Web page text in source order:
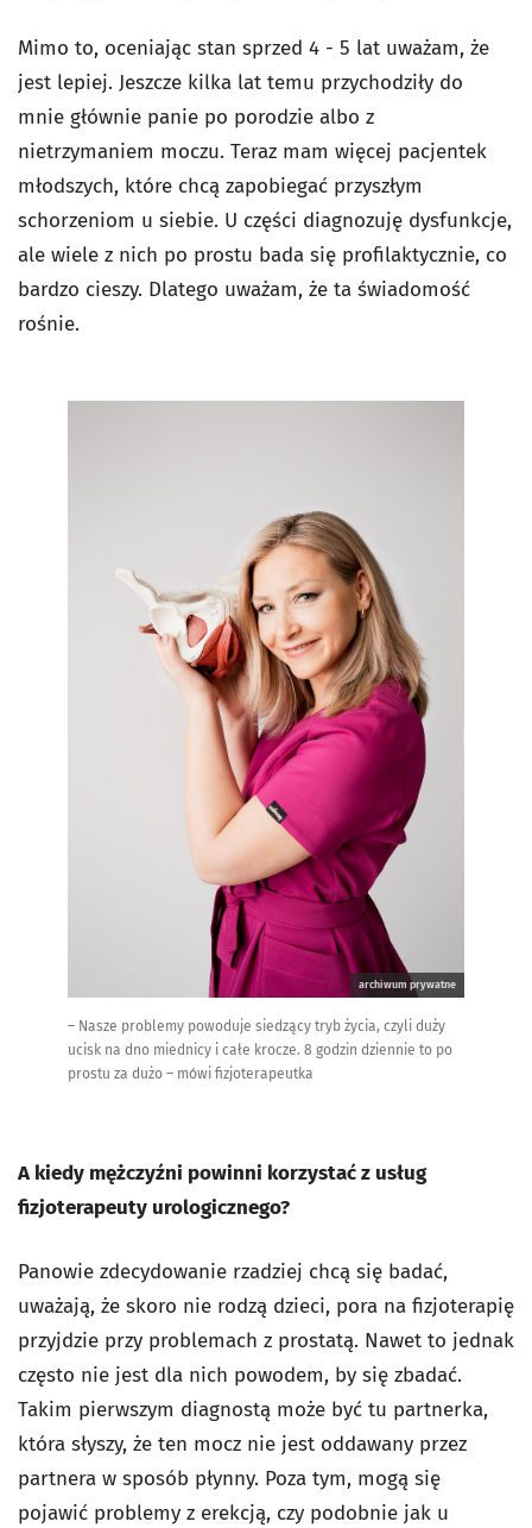
Mimo to, oceniając stan sprzed 4 - 5 lat uważam, że
jest lepiej. Jeszcze kilka lat temu przychodziły do
mnie głównie panie po porodzie albo z
nietrzymaniem moczu. Teraz mam więcej pacjentek
młodszych, które chcą zapobiegać przyszłym
schorzeniom u siebie. U części diagnozuję dysfunkcje,
ale wiele z nich po prostu bada się profilaktycznie, co
bardzo cieszy. Dlatego uważam, że ta świadomość
rośnie.
archiwum prywatne
– Nasze problemy powoduje siedzący tryb życia, czyli duży
ucisk na dno miednicy i całe krocze. 8 godzin dziennie to po
prostu za dużo – mówi fizjoterapeutka
A kiedy mężczyźni powinni korzystać z usług
fizjoterapeuty urologicznego?
Panowie zdecydowanie rzadziej chcą się badać,
uważają, że skoro nie rodzą dzieci, pora na fizjoterapię
przyjdzie przy problemach z prostatą. Nawet to jednak
często nie jest dla nich powodem, by się zbadać.
Takim pierwszym diagnostą może być tu partnerka,
która słyszy, że ten mocz nie jest oddawany przez
partnera w sposób płynny. Poza tym, mogą się
pojawić problemy z erekcją, czy podobnie jak u